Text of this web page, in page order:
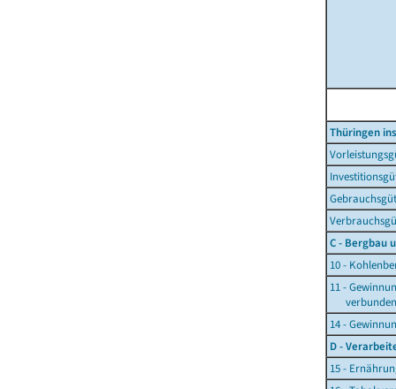
Thüringen
C - Bergbau
10 -
11 -
14 -
D -
15 -